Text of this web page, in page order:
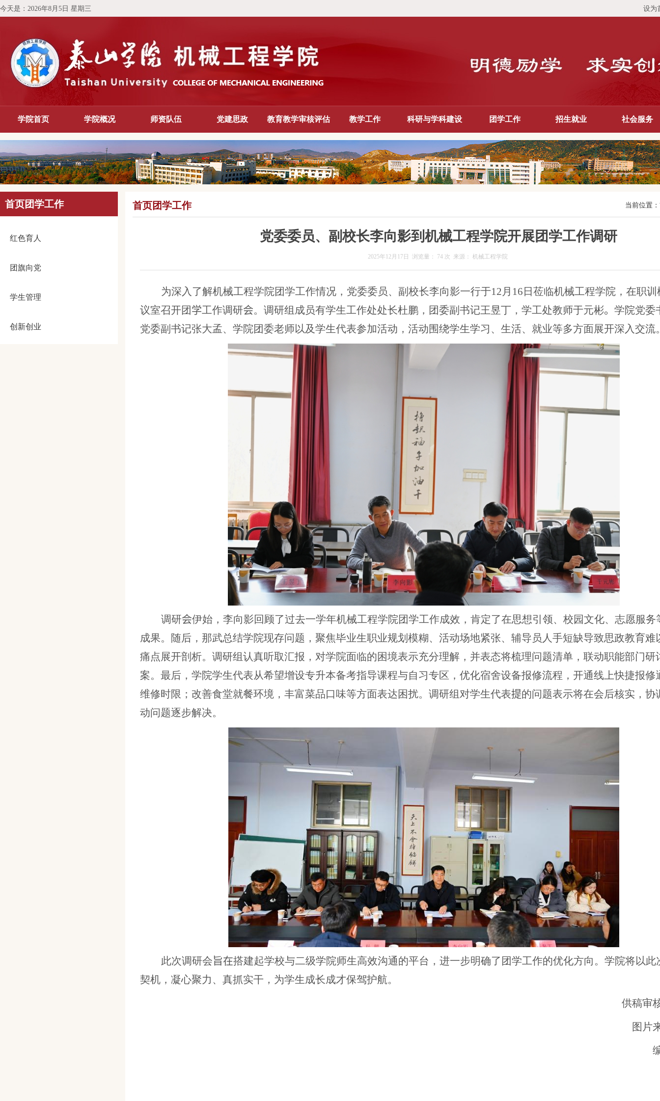
今天是： 2026年8月5日 星期三 设为
学院首页 学院概况 师资队伍 党建思政 教育教学审核评估 教学工作 科研与学科建设 团学工作 招生就业 社会服务
首页团学工作
红色育人
团旗向党
学生管理
创新创业
首页团学工作 当前位置：
党委委员、副校长李向影到机械工程学院开展团学工作调研
2025年12月17日 浏览量： 74 次 来源： 机械工程学院
为深入了解机械工程学院团学工作情况，党委委员、副校长李向影一行于12月 16 日莅临机械工程学院，在职训
议室召开团 学工作调研会。调研组成员有学生工作处处长杜鹏，团委副书记王昱丁，学工处教师于元彬。 学院党委
党委副书记张大孟、学院团委老师以及学生代表参加活动，活动围绕学生学习、生活、就业等多方面展开深入交流
调研会伊始，李向影回顾了过去一学年机械工程学院团学工作成效，肯定了在思想引领、校园文化、志愿服务
成果。随后，那武总结学院现存问题，聚焦毕业生职业规划模糊、活动场地紧张、辅导员人手短缺导致思政教育难
痛点展开剖析。调研组认真听取汇报，对学院面临的困境表示充分理解，并表态将梳理问题清单，联动职能部门研
案。最后，学院学生代表从希望增设专升本备考指导课程与自习专区，优化宿舍设备报修流程，开通线上快捷报修
维修时限；改善食堂就餐环境，丰富菜品口味等方面表达困扰。调研组对学生代表提的问题表示将在会后核实，协
动问题逐步解决。
此次调研会旨在搭建起学校与二级学院师生高效沟通的平台，进一步明确了团学工作的优化方向。学院将以此
契机，凝心聚力、真抓实干，为学生成长成才保驾护航。
供稿审
图片